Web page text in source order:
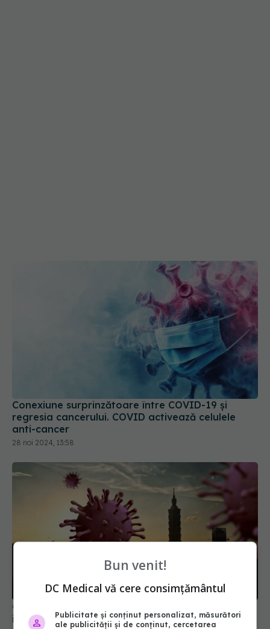
Conexiune surprinzătoare între COVID-19 și
regresia cancerului. COVID activează celulele
anti-cancer
28 noi 2024, 13:58
China spune că laboratorul din Wuhan nu a fost
implicat în crearea virusului COVID-19
Bun venit!
DC Medical vă cere consimțământul
Publicitate și conținut personalizat, măsurători
ale publicității și de conținut, cercetarea